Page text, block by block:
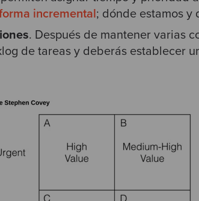
incremental; dónde estamos y
. Después de mantener varias
de tareas y deberás establecer